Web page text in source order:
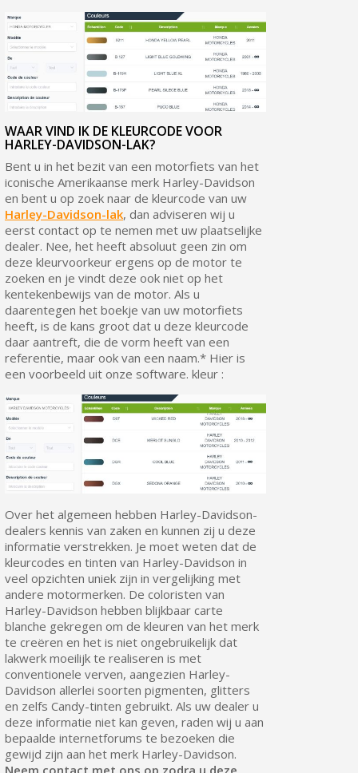
WAAR VIND IK DE KLEURCODE VOOR
HARLEY-DAVIDSON-LAK?
Bent u in het bezit van een motorfiets van het
iconische Amerikaanse merk Harley-Davidson
en bent u op zoek naar de kleurcode van uw
Harley-Davidson-lak, dan adviseren wij u
eerst contact op te nemen met uw plaatselijke
dealer. Nee, het heeft absoluut geen zin om
deze kleurvoorkeur ergens op de motor te
zoeken en je vindt deze ook niet op het
kentekenbewijs van de motor. Als u
daarentegen het boekje van uw motorfiets
heeft, is de kans groot dat u deze kleurcode
daar aantreft, die de vorm heeft van een
referentie, maar ook van een naam.* Hier is
een voorbeeld uit onze software. kleur :
Over het algemeen hebben Harley-Davidson-
dealers kennis van zaken en kunnen zij u deze
informatie verstrekken. Je moet weten dat de
kleurcodes en tinten van Harley-Davidson in
veel opzichten uniek zijn in vergelijking met
andere motormerken. De coloristen van
Harley-Davidson hebben blijkbaar carte
blanche gekregen om de kleuren van het merk
te creëren en het is niet ongebruikelijk dat
lakwerk moeilijk te realiseren is met
conventionele verven, aangezien Harley-
Davidson allerlei soorten pigmenten, glitters
en zelfs Candy-tinten gebruikt. Als uw dealer u
deze informatie niet kan geven, raden wij u aan
bepaalde internetforums te bezoeken die
gewijd zijn aan het merk Harley-Davidson.